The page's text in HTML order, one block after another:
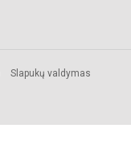
Slapukų valdymas